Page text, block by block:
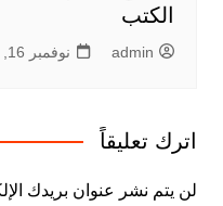
الكتب
admin نوفمبر 16, 2024
اترك تعليقاً
لن يتم نشر عنوان بريدك